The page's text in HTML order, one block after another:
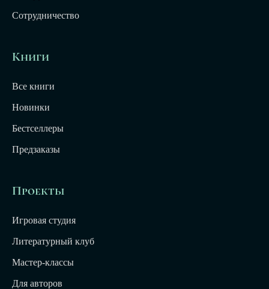
Сотрудничество
Книги
Все книги
Новинки
Бестселлеры
Предзаказы
Проекты
Игровая студия
Литературный клуб
Мастер-классы
Для авторов